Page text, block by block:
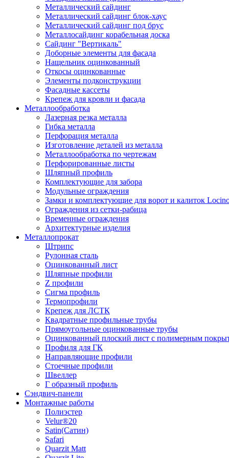
Металлический сайдинг
Металлический сайдинг блок-хаус
Металлический сайдинг под брус
Металлосайдинг корабельная доска
Сайдинг "Вертикаль"
Доборные элементы для фасада
Нащельник оцинкованный
Откосы оцинкованные
Элементы подконструкции
Фасадные кассеты
Крепеж для кровли и фасада
Металлообработка
Лазерная резка металла
Гибка металла
Перфорация металла
Изготовление деталей из металла
Металлообработка по чертежам
Перфорированные листы
Шляпный профиль
Комплектующие для забора
Модульные ограждения
Замки и комплектующие для ворот и калиток
Ограждения из сетки-рабица
Временные ограждения
Архитектурные изделия
Металлопрокат
Штрипс
Рулонная сталь
Оцинкованный лист
Шляпные профили
Z профили
Сигма профиль
Термопрофили
Крепеж для ЛСТК
Квадратные профильные трубы
Прямоугольные оцинкованные трубы
Оцинкованный плоский лист с полимерным
Профиля для ГК
Направляющие профили
Стоечные профили
Швеллер
Г образный профиль
Сэндвич-панели
Монтажные работы
Полиэстер
Velur®20
Satin(Сатин)
Safari
Quarzit Matt